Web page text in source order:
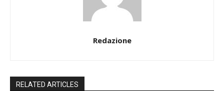
Redazione
RELATED ARTICLES